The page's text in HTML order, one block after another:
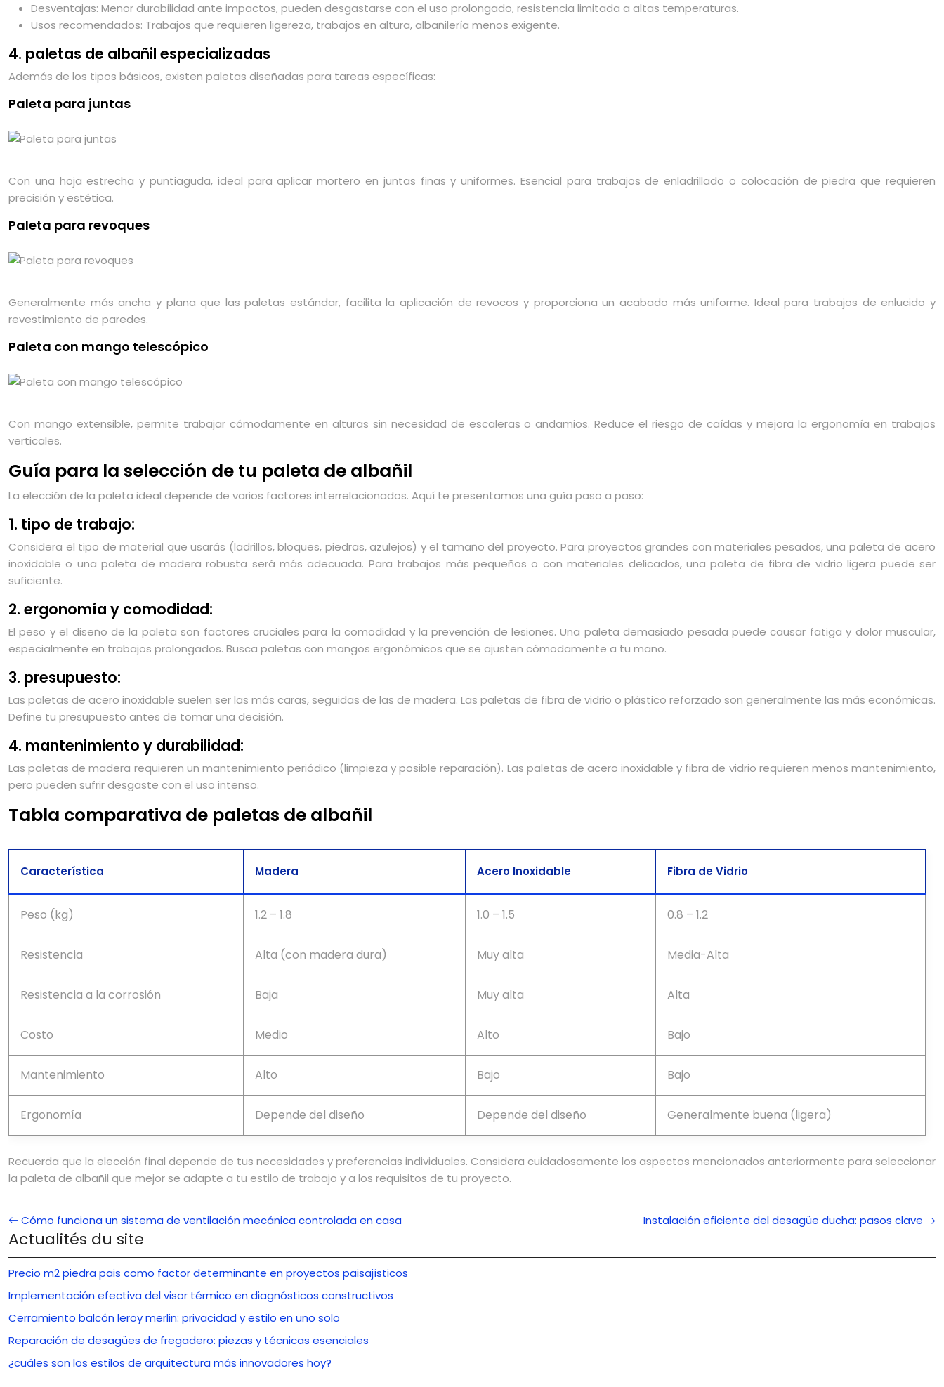
Desventajas: Menor durabilidad ante impactos, pueden desgastarse con el uso prolongado, resistencia limitada a altas temperaturas.
Usos recomendados: Trabajos que requieren ligereza, trabajos en altura, albañilería menos exigente.
4. paletas de albañil especializadas
Además de los tipos básicos, existen paletas diseñadas para tareas específicas:
Paleta para juntas
Con una hoja estrecha y puntiaguda, ideal para aplicar mortero en juntas finas y uniformes. Esencial para trabajos de enladrillado o colocación de piedra que requieren
precisión y estética.
Paleta para revoques
Generalmente más ancha y plana que las paletas estándar, facilita la aplicación de revocos y proporciona un acabado más uniforme. Ideal para trabajos de enlucido y
revestimiento de paredes.
Paleta con mango telescópico
Con mango extensible, permite trabajar cómodamente en alturas sin necesidad de escaleras o andamios. Reduce el riesgo de caídas y mejora la ergonomía en trabajos
verticales.
Guía para la selección de tu paleta de albañil
La elección de la paleta ideal depende de varios factores interrelacionados. Aquí te presentamos una guía paso a paso:
1. tipo de trabajo:
Considera el tipo de material que usarás (ladrillos, bloques, piedras, azulejos) y el tamaño del proyecto. Para proyectos grandes con materiales pesados, una paleta de acero
inoxidable o una paleta de madera robusta será más adecuada. Para trabajos más pequeños o con materiales delicados, una paleta de fibra de vidrio ligera puede ser
suficiente.
2. ergonomía y comodidad:
El peso y el diseño de la paleta son factores cruciales para la comodidad y la prevención de lesiones. Una paleta demasiado pesada puede causar fatiga y dolor muscular,
especialmente en trabajos prolongados. Busca paletas con mangos ergonómicos que se ajusten cómodamente a tu mano.
3. presupuesto:
Las paletas de acero inoxidable suelen ser las más caras, seguidas de las de madera. Las paletas de fibra de vidrio o plástico reforzado son generalmente las más económicas.
Define tu presupuesto antes de tomar una decisión.
4. mantenimiento y durabilidad:
Las paletas de madera requieren un mantenimiento periódico (limpieza y posible reparación). Las paletas de acero inoxidable y fibra de vidrio requieren menos mantenimiento,
pero pueden sufrir desgaste con el uso intenso.
Tabla comparativa de paletas de albañil
Característica Madera Acero Inoxidable Fibra de Vidrio
Peso (kg) 1.2 – 1.8 1.0 – 1.5 0.8 – 1.2
Resistencia Alta (con madera dura) Muy alta Media-Alta
Resistencia a la corrosión Baja Muy alta Alta
Costo Medio Alto Bajo
Mantenimiento Alto Bajo Bajo
Ergonomía Depende del diseño Depende del diseño Generalmente buena (ligera)
Recuerda que la elección final depende de tus necesidades y preferencias individuales. Considera cuidadosamente los aspectos mencionados anteriormente para seleccionar
la paleta de albañil que mejor se adapte a tu estilo de trabajo y a los requisitos de tu proyecto.
Cómo funciona un sistema de ventilación mecánica controlada en casa Instalación eficiente del desagüe ducha: pasos clave
Actualités du site
Precio m2 piedra pais como factor determinante en proyectos paisajísticos
Implementación efectiva del visor térmico en diagnósticos constructivos
Cerramiento balcón leroy merlin: privacidad y estilo en uno solo
Reparación de desagües de fregadero: piezas y técnicas esenciales
¿cuáles son los estilos de arquitectura más innovadores hoy?